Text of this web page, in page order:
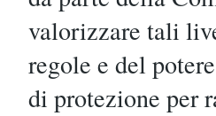
valorizzare tali
regole e del
di protezione per